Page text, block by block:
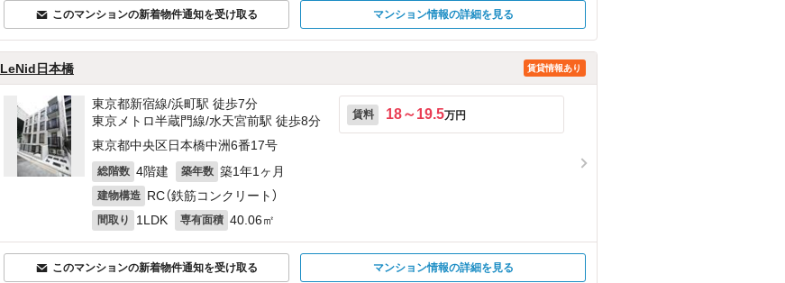
このマンションの新着物件通知を受け取る マンション情報の詳細を見る
LeNid日本橋 賃貸情報あり
東京都新宿線/浜町駅 徒歩7分
東京メトロ半蔵門線/水天宮前駅 徒歩8分
東京都中央区日本橋中洲6番17号
総階数 4階建 築年数 築1年1ヶ月
建物構造 RC（鉄筋コンクリート）
間取り 1LDK 専有面積 40.06㎡
賃料 18～19.5万円
このマンションの新着物件通知を受け取る マンション情報の詳細を見る